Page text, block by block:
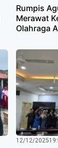
Rumpis
Merawat
Olahraga
12/12/2025